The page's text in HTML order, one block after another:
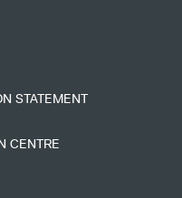
STATEMENT
CENTRE